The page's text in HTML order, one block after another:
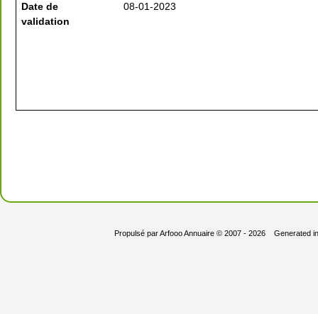
Date de
validation
08-01-2023
Propulsé parArfooo Annuaire© 2007 - 2026 Generated